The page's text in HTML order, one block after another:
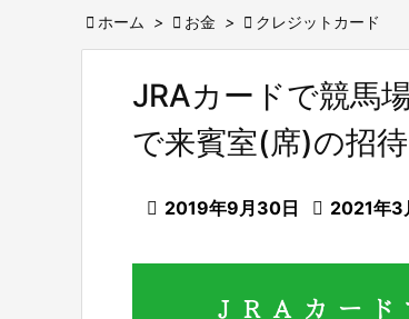
 ホーム >  お金 >  クレジットカード
JRAカードで競馬
で来賓室(席)の招待
 2019年9月30日  2021年3